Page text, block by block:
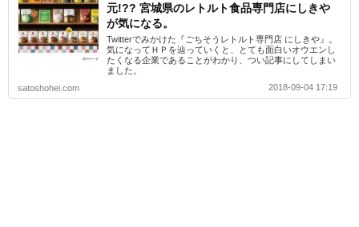
元!?? 宮城県のレトルト食品専門店にしきや
が気になる。
Twitterでみかけた『ごちそうレトルト専門店 にしきや』。
気になってＨＰを辿っていくと、とても面白いオウエンし
たくなる企業であることがわかり、つい記事にしてしまい
ました。
satoshohei.com
2018-09-04 17:19